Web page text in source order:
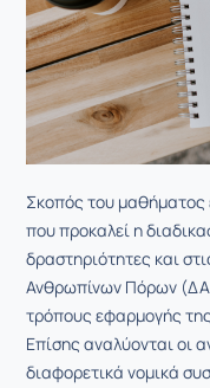
Σκοπός του μαθήματος
που προκαλεί η
δραστηριότητες και
Ανθρωπίνων Πόρων
τρόπους εφαρμογής
Επίσης αναλύονται οι
διαφορετικά νομικά